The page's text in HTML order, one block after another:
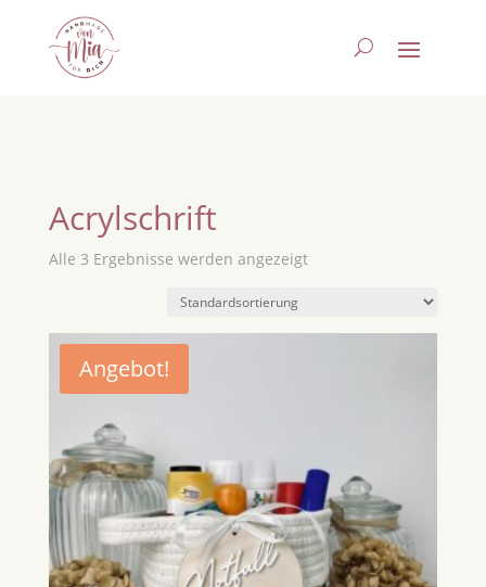
Acrylschrift
Alle 3 Ergebnisse werden angezeigt
Angebot!